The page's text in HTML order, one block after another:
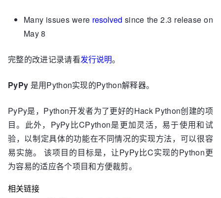
Many issues were resolved since the 2.3 release on
May 8
完整的改进记录请看发行说明。
PyPy 是用Python实现的Python解释器。
PyPy是，Python开发者为了更好的Hack Python创建的项
目。此外，PyPy比CPython是更加灵活，易于使用和试
验，以制定具体的功能在不同情况的实现方法，可以很容
易实施。 该项目的目标是，让PyPy比C实现的Python更
为容易的适应各个项目和方便裁剪。
相关链接